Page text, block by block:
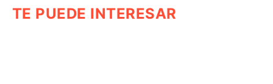
TE PUEDE INTERESAR